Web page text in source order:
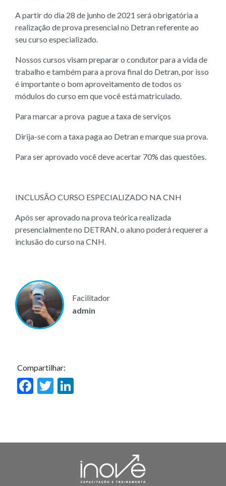
A partir do dia 28 de junho de 2021 será obrigatória a
realização de prova presencial no Detran referente ao
seu curso especializado.
Nossos cursos visam preparar o condutor para a vida de
trabalho e também para a prova final do Detran, por isso
é importante o bom aproveitamento de todos os
módulos do curso em que você está matriculado.
Para marcar a prova pague a taxa de serviços
Dirija-se com a taxa paga ao Detran e marque sua prova.
Para ser aprovado você deve acertar 70% das questões.
INCLUSÃO CURSO ESPECIALIZADO NA CNH
Após ser aprovado na prova teórica realizada
presencialmente no DETRAN, o aluno poderá requerer a
inclusão do curso na CNH.
Facilitador
admin
Compartilhar:
Facebook
Twitter